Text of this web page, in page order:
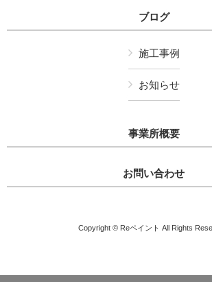
ブログ
施工事例
お知らせ
事業所概要
お問い合わせ
Copyright © Reペイント All Rights